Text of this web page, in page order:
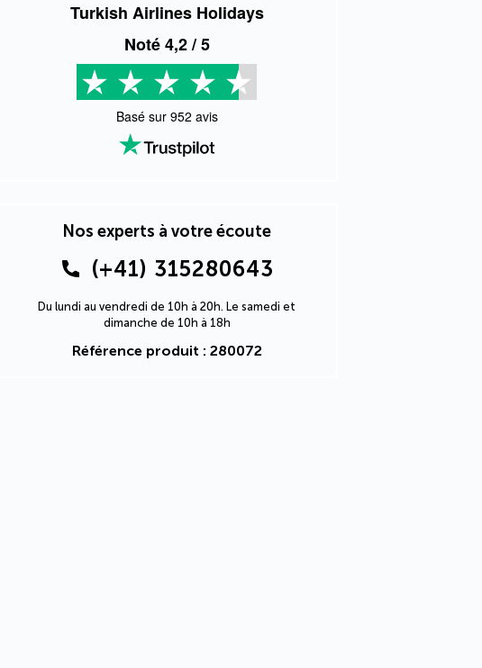
Turkish Airlines Holidays
Noté4,2/ 5
Basé sur 952 avis
Nos experts à votre écoute
(+41) 315280643
Du lundi au vendredi de 10h à 20h. Le samedi et
dimanche de 10h à 18h
Référence produit : 280072